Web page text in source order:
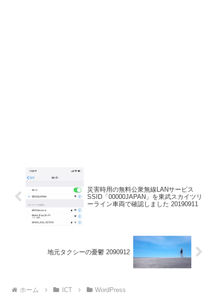
災害時用の無料公衆無線LANサービス
SSID「00000JAPAN」を東武スカイツリ
ーライン車両で確認しました 20190911
地元タクシーの憂鬱 2090912
ホーム ICT WordPress